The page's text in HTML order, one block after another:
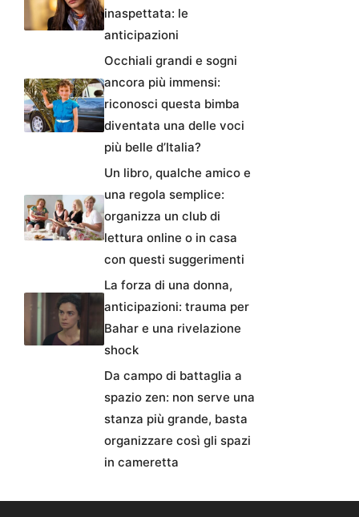
inaspettata: le
anticipazioni
Occhiali grandi e sogni
ancora più immensi:
riconosci questa bimba
diventata una delle voci
più belle d’Italia?
Un libro, qualche amico e
una regola semplice:
organizza un club di
lettura online o in casa
con questi suggerimenti
La forza di una donna,
anticipazioni: trauma per
Bahar e una rivelazione
shock
Da campo di battaglia a
spazio zen: non serve una
stanza più grande, basta
organizzare così gli spazi
in cameretta